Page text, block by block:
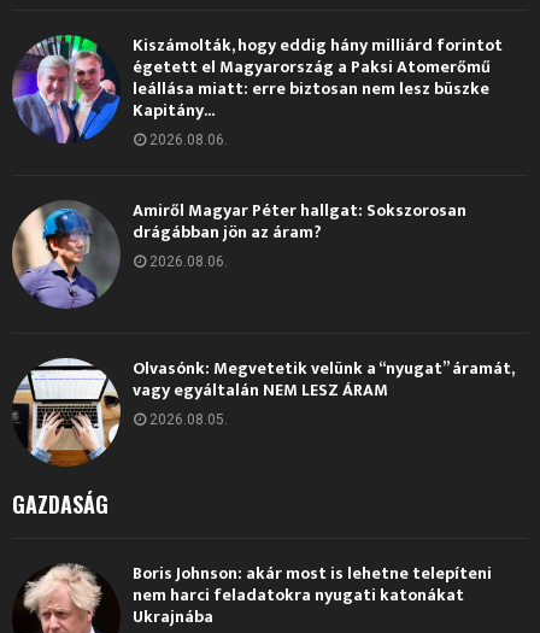
Kiszámolták, hogy eddig hány milliárd forintot
égetett el Magyarország a Paksi Atomerőmű
leállása miatt: erre biztosan nem lesz büszke
Kapitány...
2026.08.06.
Amiről Magyar Péter hallgat: Sokszorosan
drágábban jön az áram?
2026.08.06.
Olvasónk: Megvetetik velünk a “nyugat” áramát,
vagy egyáltalán NEM LESZ ÁRAM
2026.08.05.
GAZDASÁG
Boris Johnson: akár most is lehetne telepíteni
nem harci feladatokra nyugati katonákat
Ukrajnába